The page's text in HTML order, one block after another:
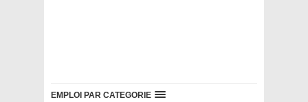
EMPLOI PAR CATEGORIE